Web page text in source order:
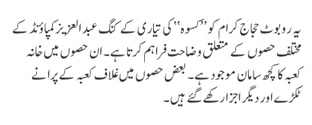
یہ روبوٹ حجاج کرام کو ’’کسوہ‘‘ کی تیاری کے کنگ عبد العزیز کمپاؤنڈ کے
مختلف حصوں کے متعلق وضاحت فراہم کرتا ہے۔ ان حصوں میں خانہ
کعبہ کا کچھ سامان موجود ہے۔ بعض حصوں میں غلاف کعبہ کے پرانے
ٹکڑے اور دیگر اجزا رکھے گئے ہیں۔